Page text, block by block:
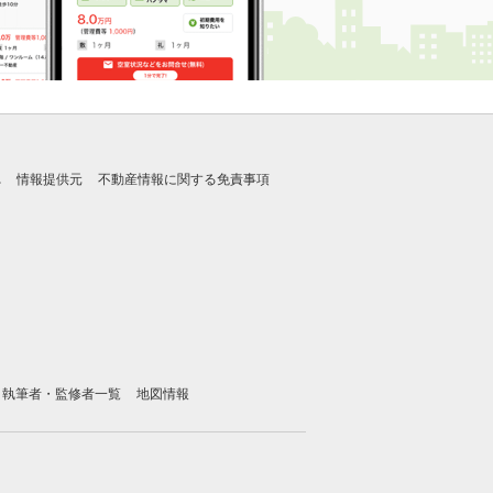
情報提供元 不動産情報に関する免責事項
執筆者・監修者一覧 地図情報